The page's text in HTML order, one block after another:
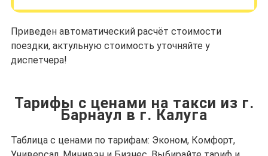
Приведен автоматический расчёт стоимости
поездки, актульную стоимость уточняйте у
диспетчера!
Тарифы с ценами на такси из г.
Барнаул в г. Калуга
Таблица с ценами по тарифам: Эконом, Комфорт,